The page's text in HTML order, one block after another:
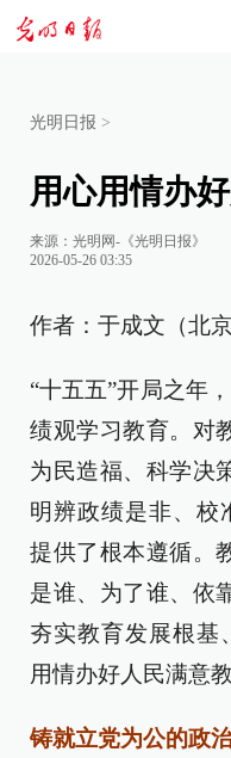
光明日报 >
用心用情办
来源： 光明网-《光明日报》
2026-05-26 03:35
作者：于成文（北
“十五五”开局之年
绩观学习教育。对
为民造福、科学决
明辨政绩是非、校
提供了根本遵循。
是谁、为了谁、依
夯实教育发展根基
用情办好人民满意教
铸就立党为公的政